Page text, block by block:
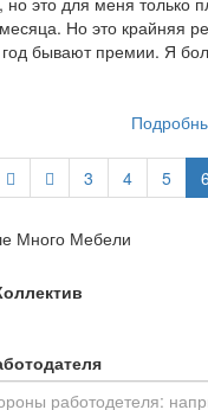
Но это крайняя
бывают премии. Я
3 4 5 6
Много Мебели